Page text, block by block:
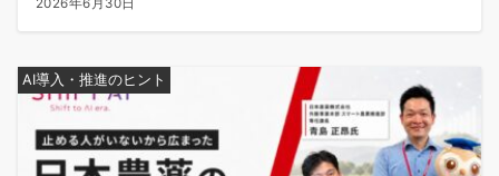
2026年6月30日
AI導入・推進のヒント